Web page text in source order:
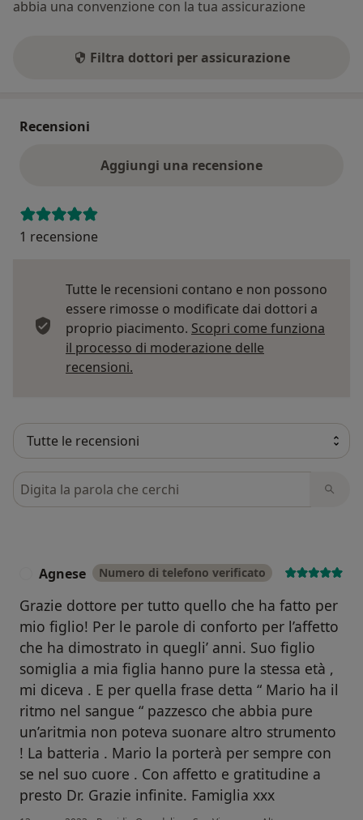
abbia una convenzione con la tua assicurazione
Filtra dottori per assicurazione
Recensioni
Aggiungi una recensione
1 recensione
Tutte le recensioni contano e non possono
essere rimosse o modificate dai dottori a
proprio piacimento. Scopri come funziona
il processo di moderazione delle
recensioni.
Cerca nelle recensioni
Agnese Numero di telefono verificato
Grazie dottore per tutto quello che ha fatto per
mio figlio! Per le parole di conforto per l’affetto
che ha dimostrato in quegli’ anni. Suo figlio
somiglia a mia figlia hanno pure la stessa età ,
mi diceva . E per quella frase detta “ Mario ha il
ritmo nel sangue “ pazzesco che abbia pure
un’aritmia non poteva suonare altro strumento
! La batteria . Mario la porterà per sempre con
se nel suo cuore . Con affetto e gratitudine a
presto Dr. Grazie infinite. Famiglia xxx